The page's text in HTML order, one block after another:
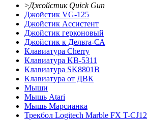
>Джойстик Quick Gun
Джойстик VG-125
Джойстик Ассистент
Джойстик герконовый
Джойстик к Дельта-СА
Клавиатура Cherry
Клавиатура KB-5311
Клавиатура SK8801B
Клавиатура от ДВК
Мыши
Мышь Atari
Мышь Марсианка
Трекбол Logitech Marble FX T-CJ12